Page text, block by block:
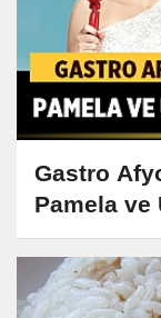
Gastro
Pamela ve